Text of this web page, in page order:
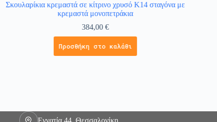
Σκουλαρίκια κρεμαστά σε κίτρινο χρυσό Κ14 σταγόνα με
κρεμαστά μονοπετράκια
384,00€
Προσθήκη στο καλάθι
Εγνατία 44, Θεσσαλονίκη